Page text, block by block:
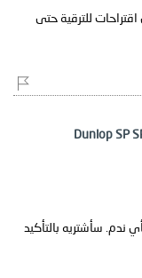
للترقية حتى
ندم. سأشتريه بالتأكيد